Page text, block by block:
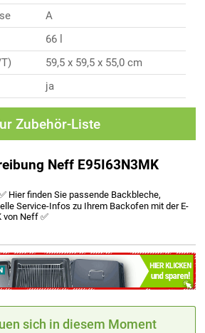
A
66 l
59,5 x 59,5 x 55,0 cm
ja
Zubehör-Liste
Neff E95I63N3MK
Hier finden Sie passende Backbleche,
Service-Infos zu Ihrem Backofen mit der E-
von Neff ✅
sich in diesem Moment